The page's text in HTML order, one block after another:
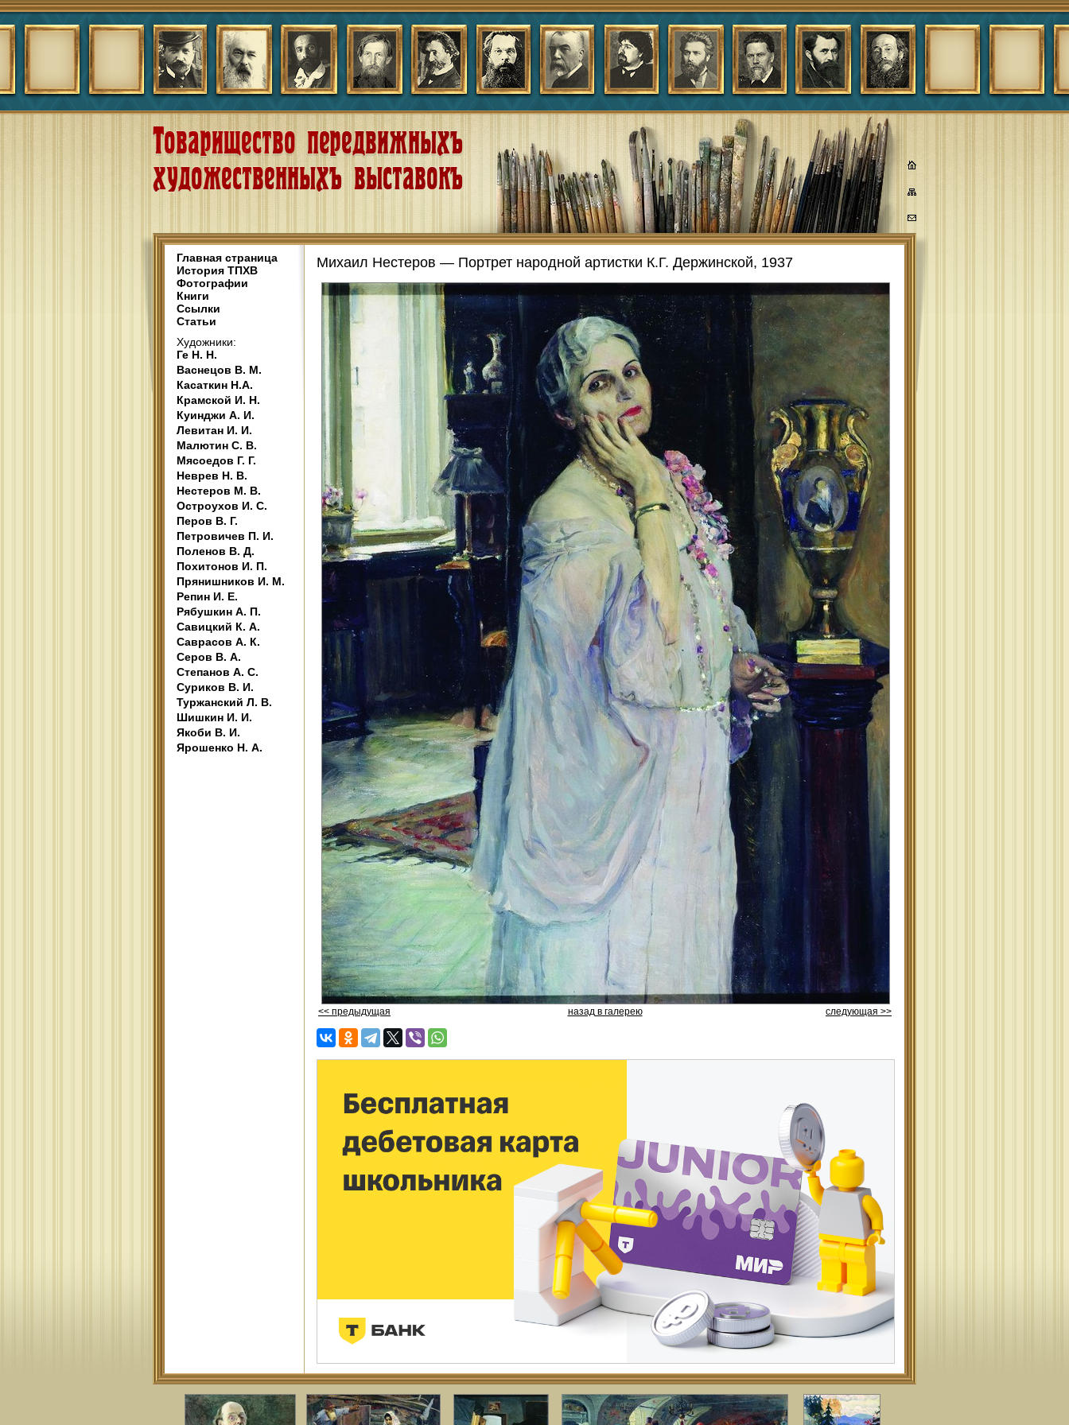
Главная страница
История ТПХВ
Фотографии
Книги
Ссылки
Статьи
Художники:
Ге Н. Н.
Васнецов В. М.
Касаткин Н.А.
Крамской И. Н.
Куинджи А. И.
Левитан И. И.
Малютин С. В.
Мясоедов Г. Г.
Неврев Н. В.
Нестеров М. В.
Остроухов И. С.
Перов В. Г.
Петровичев П. И.
Поленов В. Д.
Похитонов И. П.
Прянишников И. М.
Репин И. Е.
Рябушкин А. П.
Савицкий К. А.
Саврасов А. К.
Серов В. А.
Степанов А. С.
Суриков В. И.
Туржанский Л. В.
Шишкин И. И.
Якоби В. И.
Ярошенко Н. А.
Михаил Нестеров — Портрет народной артистки К.Г. Держинской, 1937
<< предыдущая назад в галерею следующая >>